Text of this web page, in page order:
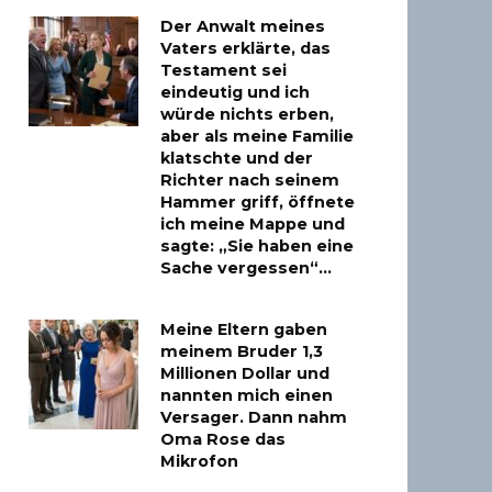
Der Anwalt meines
Vaters erklärte, das
Testament sei
eindeutig und ich
würde nichts erben,
aber als meine Familie
klatschte und der
Richter nach seinem
Hammer griff, öffnete
ich meine Mappe und
sagte: „Sie haben eine
Sache vergessen“…
Meine Eltern gaben
meinem Bruder 1,3
Millionen Dollar und
nannten mich einen
Versager. Dann nahm
Oma Rose das
Mikrofon